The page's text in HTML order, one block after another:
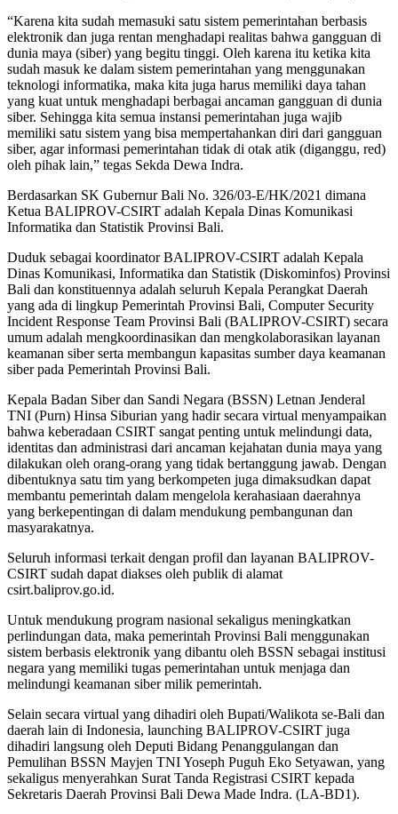
“Karena kita sudah memasuki satu sistem pemerintahan berbasis
elektronik dan juga rentan menghadapi realitas bahwa gangguan di
dunia maya (siber) yang begitu tinggi. Oleh karena itu ketika kita
sudah masuk ke dalam sistem pemerintahan yang menggunakan
teknologi informatika, maka kita juga harus memiliki daya tahan
yang kuat untuk menghadapi berbagai ancaman gangguan di dunia
siber. Sehingga kita semua instansi pemerintahan juga wajib
memiliki satu sistem yang bisa mempertahankan diri dari gangguan
siber, agar informasi pemerintahan tidak di otak atik (diganggu, red)
oleh pihak lain,” tegas Sekda Dewa Indra.
Berdasarkan SK Gubernur Bali No. 326/03-E/HK/2021 dimana
Ketua BALIPROV-CSIRT adalah Kepala Dinas Komunikasi
Informatika dan Statistik Provinsi Bali.
Duduk sebagai koordinator BALIPROV-CSIRT adalah Kepala
Dinas Komunikasi, Informatika dan Statistik (Diskominfos) Provinsi
Bali dan konstituennya adalah seluruh Kepala Perangkat Daerah
yang ada di lingkup Pemerintah Provinsi Bali, Computer Security
Incident Response Team Provinsi Bali (BALIPROV-CSIRT) secara
umum adalah mengkoordinasikan dan mengkolaborasikan layanan
keamanan siber serta membangun kapasitas sumber daya keamanan
siber pada Pemerintah Provinsi Bali.
Kepala Badan Siber dan Sandi Negara (BSSN) Letnan Jenderal
TNI (Purn) Hinsa Siburian yang hadir secara virtual menyampaikan
bahwa keberadaan CSIRT sangat penting untuk melindungi data,
identitas dan administrasi dari ancaman kejahatan dunia maya yang
dilakukan oleh orang-orang yang tidak bertanggung jawab. Dengan
dibentuknya satu tim yang berkompeten juga dimaksudkan dapat
membantu pemerintah dalam mengelola kerahasiaan daerahnya
yang berkepentingan di dalam mendukung pembangunan dan
masyarakatnya.
Seluruh informasi terkait dengan profil dan layanan BALIPROV-
CSIRT sudah dapat diakses oleh publik di alamat
csirt.baliprov.go.id.
Untuk mendukung program nasional sekaligus meningkatkan
perlindungan data, maka pemerintah Provinsi Bali menggunakan
sistem berbasis elektronik yang dibantu oleh BSSN sebagai institusi
negara yang memiliki tugas pemerintahan untuk menjaga dan
melindungi keamanan siber milik pemerintah.
Selain secara virtual yang dihadiri oleh Bupati/Walikota se-Bali dan
daerah lain di Indonesia, launching BALIPROV-CSIRT juga
dihadiri langsung oleh Deputi Bidang Penanggulangan dan
Pemulihan BSSN Mayjen TNI Yoseph Puguh Eko Setyawan, yang
sekaligus menyerahkan Surat Tanda Registrasi CSIRT kepada
Sekretaris Daerah Provinsi Bali Dewa Made Indra. (LA-BD1).